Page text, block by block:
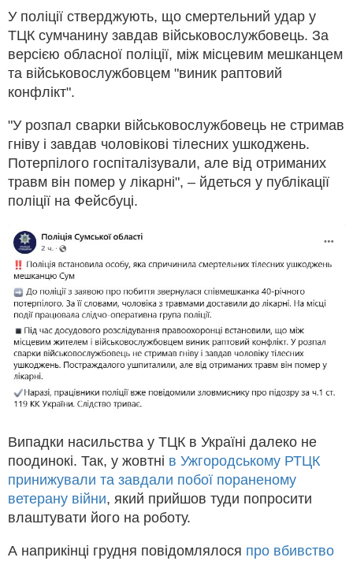
У поліції стверджують, що смертельний удар у
ТЦК сумчанину завдав військовослужбовець. За
версією обласної поліції, між місцевим мешканцем
та військовослужбовцем "виник раптовий
конфлікт".
"У розпал сварки військовослужбовець не стримав
гніву і завдав чоловікові тілесних ушкоджень.
Потерпілого госпіталізували, але від отриманих
травм він помер у лікарні", – йдеться у публікації
поліції на Фейсбуці.
Випадки насильства у ТЦК в Україні далеко не
поодинокі. Так, у жовтні в Ужгородському РТЦК
принижували та завдали побої пораненому
ветерану війни, який прийшов туди попросити
влаштувати його на роботу.
А наприкінці грудня повідомлялося про вбивство